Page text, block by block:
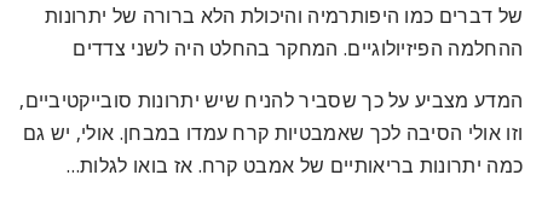
של דברים כמו היפותרמיה והיכולת הלא ברורה של יתרונות
ההחלמה הפיזיולוגיים. המחקר בהחלט היה לשני צדדים
המדע מצביע על כך שסביר להניח שיש יתרונות סובייקטיביים,
וזו אולי הסיבה לכך שאמבטיות קרח עמדו במבחן. אולי, יש גם
כמה יתרונות בריאותיים של אמבט קרח. אז בואו לגלות…